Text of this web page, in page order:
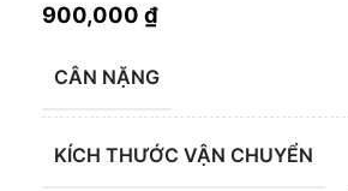
900,000 ₫
CÂN NẶNG
KÍCH THƯỚC VẬN CHUYỂN